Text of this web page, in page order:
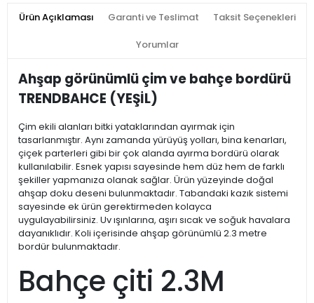
Ürün Açıklaması Garanti ve Teslimat Taksit Seçenekleri
Yorumlar
Ahşap görünümlü çim ve bahçe bordürü
TRENDBAHCE (YEŞİL)
Çim ekili alanları bitki yataklarından ayırmak için
tasarlanmıştır. Aynı zamanda yürüyüş yolları, bina kenarları,
çiçek parterleri gibi bir çok alanda ayırma bordürü olarak
kullanılabilir. Esnek yapısı sayesinde hem düz hem de farklı
şekiller yapmanıza olanak sağlar. Ürün yüzeyinde doğal
ahşap doku deseni bulunmaktadır. Tabandaki kazık sistemi
sayesinde ek ürün gerektirmeden kolayca
uygulayabilirsiniz. Uv ışınlarına, aşırı sıcak ve soğuk havalara
dayanıklıdır. Koli içerisinde ahşap görünümlü 2.3 metre
bordür bulunmaktadır.
Bahçe çiti 2.3M